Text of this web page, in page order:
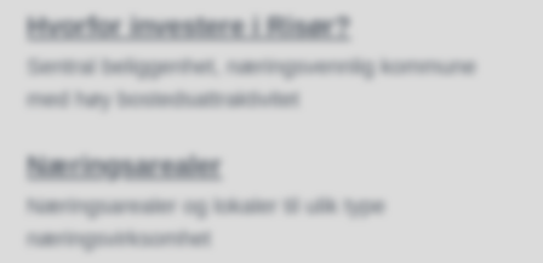
Hvorfor investere i Risør?
Sentral beliggenhet, næringsvennlig kommune
med høy bostedsattraktivitet
Næringsarealer
Næringsarealer og lokaler til ulik type
næringsvirksomhet